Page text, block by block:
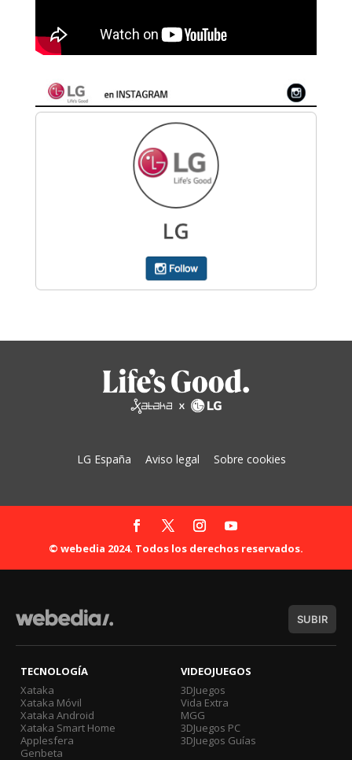
LG España Aviso legal Sobre cookies
© webedia 2024. Todos los derechos reservados.
SUBIR
TECNOLOGÍA
Xataka
Xataka Móvil
Xataka Android
Xataka Smart Home
Applesfera
Genbeta
VIDEOJUEGOS
3DJuegos
Vida Extra
MGG
3DJuegos PC
3DJuegos Guías